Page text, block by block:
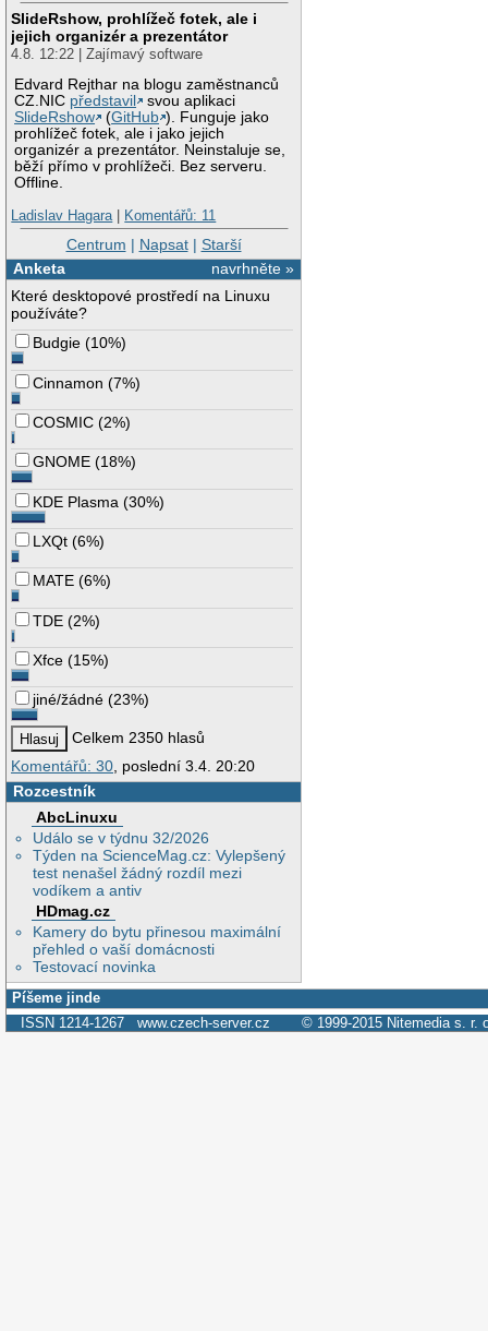
SlideRshow, prohlížeč fotek, ale i
jejich organizér a prezentátor
4.8. 12:22 | Zajímavý software
Edvard Rejthar na blogu zaměstnanců
CZ.NIC představil
svou aplikaci
SlideRshow
(GitHub ). Funguje jako
prohlížeč fotek, ale i jako jejich
organizér a prezentátor. Neinstaluje se,
běží přímo v prohlížeči. Bez serveru.
Offline.
Ladislav Hagara| Komentářů: 11
Centrum | Napsat| Starší
navrhněte »
Anketa
Které desktopové prostředí na Linuxu
používáte?
Budgie (10%)
Cinnamon (7%)
COSMIC (2%)
GNOME (18%)
KDE Plasma (30%)
LXQt (6%)
MATE (6%)
TDE (2%)
Xfce (15%)
jiné/žádné (23%)
Celkem 2350 hlasů
Komentářů: 30 , poslední 3.4. 20:20
Rozcestník
AbcLinuxu
Událo se v týdnu 32/2026
Týden na ScienceMag.cz: Vylepšený
test nenašel žádný rozdíl mezi
vodíkem a antiv
HDmag.cz
Kamery do bytu přinesou maximální
přehled o vaší domácnosti
Testovací novinka
Píšeme jinde
ISSN 1214-1267 www.czech-server.cz © 1999-2015 Nitemedia s. r.